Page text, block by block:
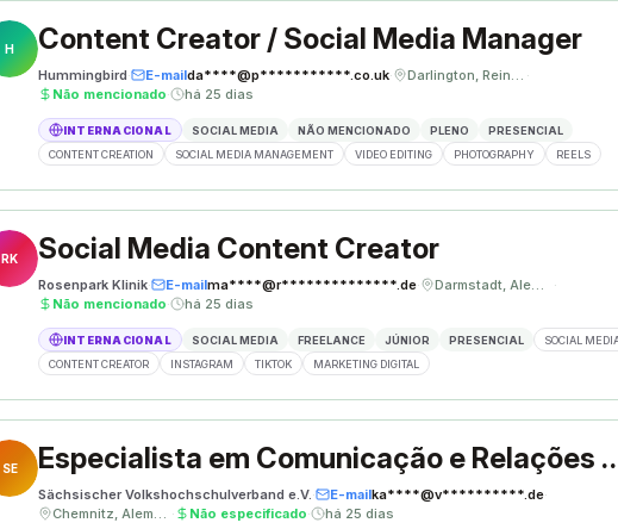
H Content Creator / Social Media Manager
Hummingbird· E-mailda****@p***********.co.uk· Darlington, Reino Unido ·
Não mencionado· há 25 dias
INTERNACIONAL SOCIAL MEDIA NÃO MENCIONADO PLENO
PRESENCIAL
CONTENT CREATION
SOCIAL MEDIA MANAGEMENT VIDEO EDITING PHOTOGRAPHY REELS
RK Social Media Content Creator
Rosenpark Klinik· E-mailma****@r**************.de· Darmstadt, Alemanha
·
Não mencionado· há 25 dias
INTERNACIONAL SOCIAL MEDIA FREELANCE JÚNIOR PRESENCIAL
SOCIAL
CONTENT CREATOR
INSTAGRAM TIKTOK MARKETING DIGITAL
SE Especialista em
Sächsischer Volkshochschulverband e.V.· E-mailka****@v**********.de·
Chemnitz, Alemanha · Não especificado· há 25 dias